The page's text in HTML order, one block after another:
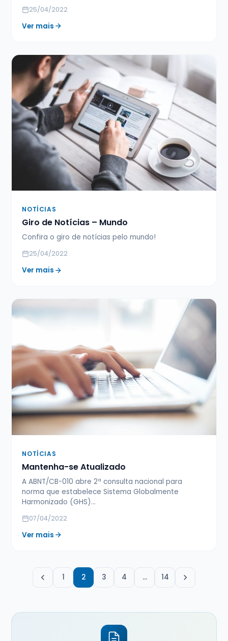
25/04/2022
Ver mais
NOTÍCIAS
Giro de Notícias – Mundo
Confira o giro de notícias pelo mundo!
25/04/2022
Ver mais
NOTÍCIAS
Mantenha-se Atualizado
A ABNT/CB-010 abre 2ª consulta nacional para
norma que estabelece Sistema Globalmente
Harmonizado (GHS)...
07/04/2022
Ver mais
1 2 3 4 … 14